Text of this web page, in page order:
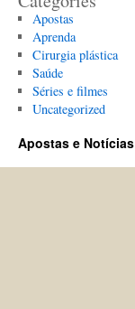
Apostas
Aprenda
Cirurgia plástica
Saúde
Séries e filmes
Uncategorized
Apostas e Notícias